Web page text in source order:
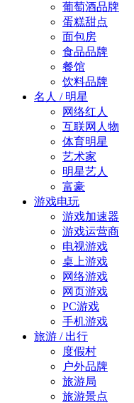
葡萄酒品牌
蛋糕甜点
面包房
食品品牌
餐馆
饮料品牌
名人 / 明星
网络红人
互联网人物
体育明星
艺术家
明星艺人
富豪
游戏电玩
游戏加速器
游戏运营商
电视游戏
桌上游戏
网络游戏
网页游戏
PC游戏
手机游戏
旅游 / 出行
度假村
户外品牌
旅游局
旅游景点